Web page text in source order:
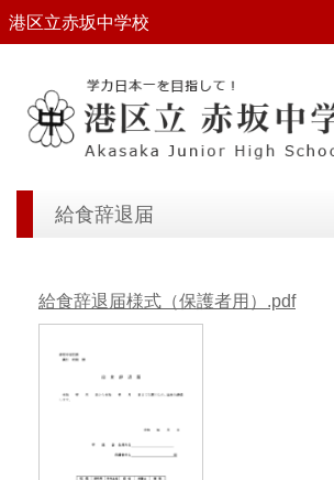
港区立赤坂中学校
給食辞退届
給食辞退届様式（保護者用）.pdf